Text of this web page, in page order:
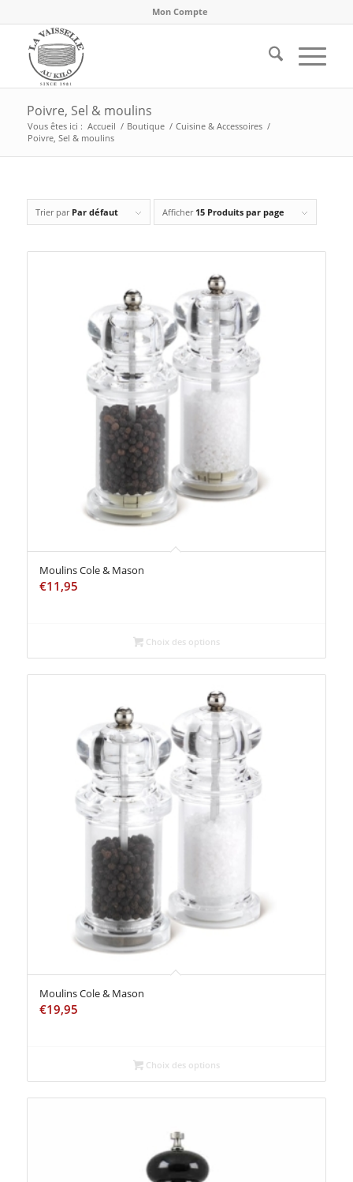
Mon Compte
Poivre, Sel & moulins
Vous êtes ici : Accueil / Boutique / Cuisine & Accessoires /
Poivre, Sel & moulins
Trier par Par défaut Afficher 15 Produits par page
Moulins Cole & Mason
€11,95
Choix des options
Moulins Cole & Mason
€19,95
Choix des options